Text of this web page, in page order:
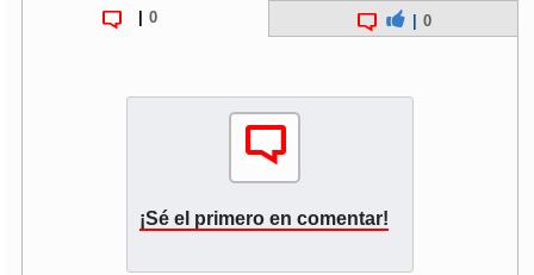
0 0
¡Sé el primero en comentar!